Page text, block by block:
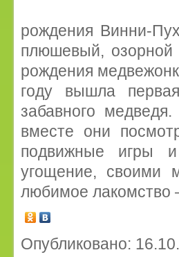
рождения Винни-
плюшевый, озорной
рождения
году вышла
забавного
вместе они
подвижные игры и
угощение, своими
любимое лакомство
Опубликовано: